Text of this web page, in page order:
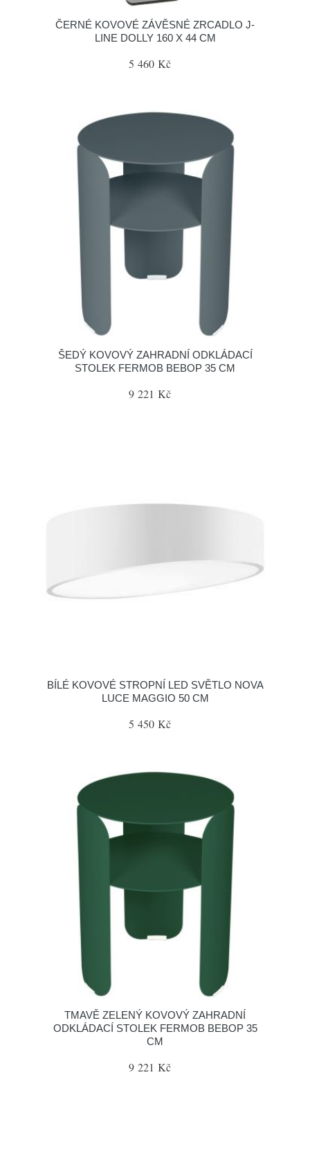
ČERNÉ KOVOVÉ ZÁVĚSNÉ ZRCADLO J-
LINE DOLLY 160 X 44 CM
5 460 Kč
ŠEDÝ KOVOVÝ ZAHRADNÍ ODKLÁDACÍ
STOLEK FERMOB BEBOP 35 CM
9 221 Kč
BÍLÉ KOVOVÉ STROPNÍ LED SVĚTLO NOVA
LUCE MAGGIO 50 CM
5 450 Kč
TMAVĚ ZELENÝ KOVOVÝ ZAHRADNÍ
ODKLÁDACÍ STOLEK FERMOB BEBOP 35
CM
9 221 Kč